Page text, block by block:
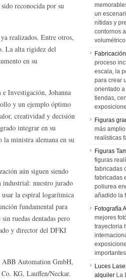
reconocida por su
realizados. Entre otros,
La alta rigidez del
en su
Investigación, Johanna
y un ejemplo óptimo
creatividad y decisión
integrar en su
ministra alemana en su
aún siguen siendo
industrial: nuestro jurado
la espiral logarítmica
fundamental para
ruedas dentadas pero
y director del DFKI
ABB Automation GmbH,
KG, Lauffen/Neckar.
un
nítidas y
contornos
proceso
escala, la
para crear
orientado
tiendas,
Figuras
más
realísticas
Figuras
figuras
fabricadas
fabricadas
poliurea
añadido la
Fotografía
mejores
trayectoria
Luces
alquiler La